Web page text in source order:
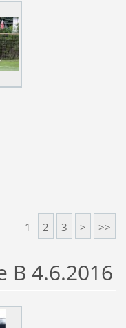
1 2 3 > >>
B 4.6.2016